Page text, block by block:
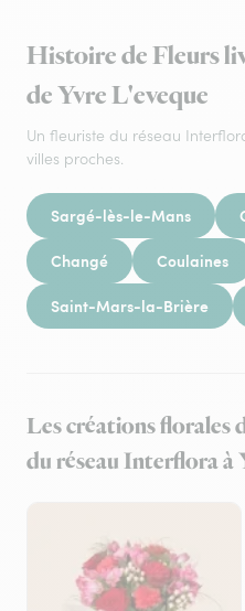
Histoire de Fleurs
de Yvre L'eveque
Un fleuriste du réseau
villes proches.
Sargé-lès-le-Mans
Changé Coulaines
Saint-Mars-la-Brière
Les créations florales
du réseau Interflora à